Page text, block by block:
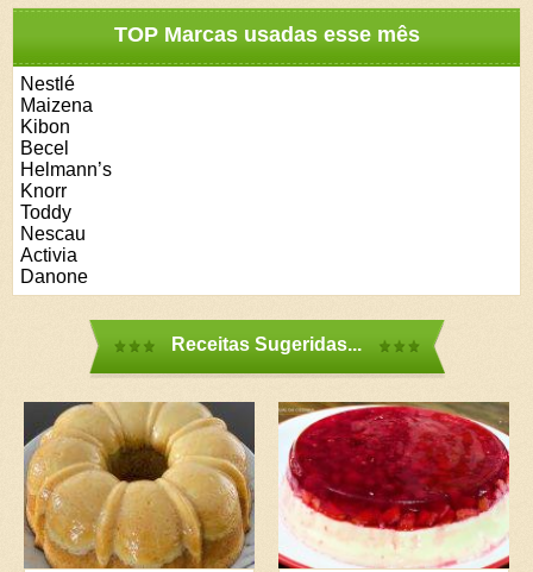
TOP Marcas usadas esse mês
Nestlé
Maizena
Kibon
Becel
Helmann’s
Knorr
Toddy
Nescau
Activia
Danone
Receitas Sugeridas...